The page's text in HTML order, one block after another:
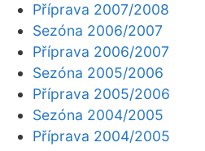
Příprava 2007/2008
Sezóna 2006/2007
Příprava 2006/2007
Sezóna 2005/2006
Příprava 2005/2006
Sezóna 2004/2005
Příprava 2004/2005